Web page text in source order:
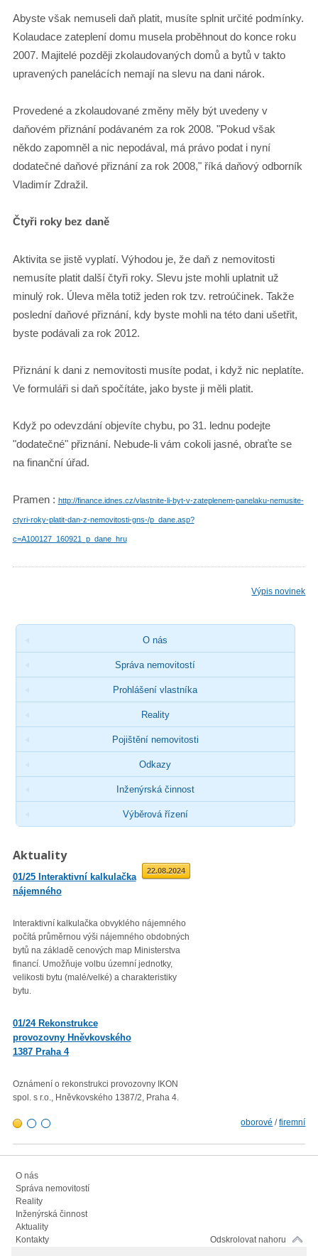
Abyste však nemuseli daň platit, musíte splnit určité podmínky.
Kolaudace zateplení domu musela proběhnout do konce roku
2007. Majitelé později zkolaudovaných domů a bytů v takto
upravených panelácích nemají na slevu na dani nárok.
Provedené a zkolaudované změny měly být uvedeny v
daňovém přiznání podávaném za rok 2008. "Pokud však
někdo zapomněl a nic nepodával, má právo podat i nyní
dodatečné daňové přiznání za rok 2008," říká daňový odborník
Vladimír Zdražil.
Čtyři roky bez daně
Aktivita se jistě vyplatí. Výhodou je, že daň z nemovitosti
nemusíte platit další čtyři roky. Slevu jste mohli uplatnit už
minulý rok. Úleva měla totiž jeden rok tzv. retroúčinek. Takže
poslední daňové přiznání, kdy byste mohli na této dani ušetřit,
byste podávali za rok 2012.
Přiznání k dani z nemovitosti musíte podat, i když nic neplatíte.
Ve formuláři si daň spočítáte, jako byste ji měli platit.
Když po odevzdání objevíte chybu, po 31. lednu podejte
"dodatečné" přiznání. Nebude-li vám cokoli jasné, obraťte se
na finanční úřad.
Pramen : http://finance.idnes.cz/vlastnite-li-byt-v-zateplenem-panelaku-nemusite-
ctyri-roky-platit-dan-z-nemovitosti-gns-/p_dane.asp?
c=A100127_160921_p_dane_hru
Výpis novinek
O nás
Správa nemovitostí
Prohlášení vlastníka
Reality
Pojištění nemovitosti
Odkazy
Inženýrská činnost
Výběrová řízení
Aktuality
01/25 Interaktivní kalkulačka
nájemného
01.09.2025
Interaktivní kalkulačka obvyklého nájemného
počítá průměrnou výši nájemného obdobných
bytů na základě cenových map Ministerstva
financí. Umožňuje volbu územní jednotky,
velikosti bytu (malé/velké) a charakteristiky
bytu.
01/24 Rekonstrukce
provozovny Hněvkovského
1387 Praha 4
22.08.2024
Oznámení o rekonstrukci provozovny IKON
spol. s r.o., Hněvkovského 1387/2, Praha 4.
02/23 Zveřejnění průměrné
oborové /firemní
O nás
Správa nemovitostí
Reality
Inženýrská činnost
Aktuality
Kontakty
Odskrolovat nahoru